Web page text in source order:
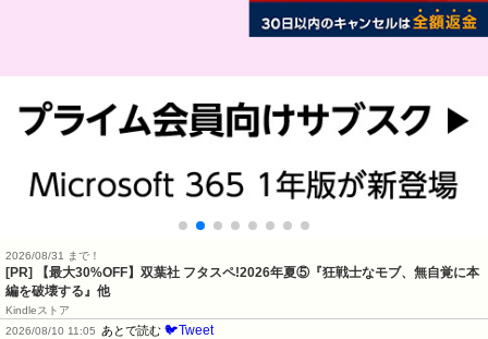
2026/08/31 まで！
[PR] 【最大30%OFF】双葉社 フタスペ!2026年夏⑤『狂戦士なモブ、無自覚に本
編を破壊する』他
Kindleストア
2026/08/10 11:05
あとで読む 🐦Tweet